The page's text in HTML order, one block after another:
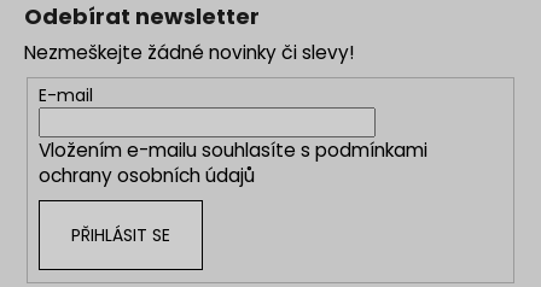
Odebírat newsletter
Nezmeškejte žádné novinky či slevy!
E-mail
Vložením e-mailu souhlasíte s podmínkami
ochrany osobních údajů
PŘIHLÁSIT SE